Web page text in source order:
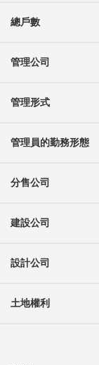
總戶數
管理公司
管理形式
管理員的勤務形態
分售公司
建設公司
設計公司
土地權利